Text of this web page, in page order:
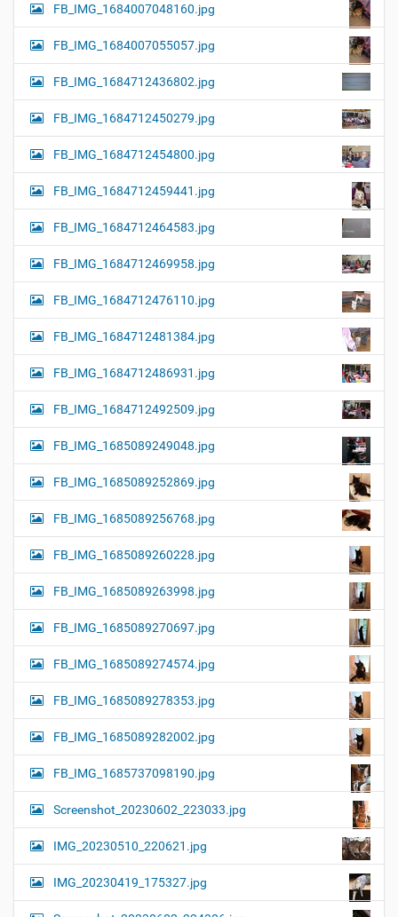
FB_IMG_1684007048160.jpg
FB_IMG_1684007055057.jpg
FB_IMG_1684712436802.jpg
FB_IMG_1684712450279.jpg
FB_IMG_1684712454800.jpg
FB_IMG_1684712459441.jpg
FB_IMG_1684712464583.jpg
FB_IMG_1684712469958.jpg
FB_IMG_1684712476110.jpg
FB_IMG_1684712481384.jpg
FB_IMG_1684712486931.jpg
FB_IMG_1684712492509.jpg
FB_IMG_1685089249048.jpg
FB_IMG_1685089252869.jpg
FB_IMG_1685089256768.jpg
FB_IMG_1685089260228.jpg
FB_IMG_1685089263998.jpg
FB_IMG_1685089270697.jpg
FB_IMG_1685089274574.jpg
FB_IMG_1685089278353.jpg
FB_IMG_1685089282002.jpg
FB_IMG_1685737098190.jpg
Screenshot_20230602_223033.jpg
IMG_20230510_220621.jpg
IMG_20230419_175327.jpg